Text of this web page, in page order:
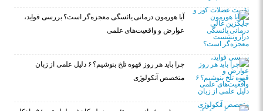
آیا هورمون درمانی یائسگی معجزه‌گر است؟ بررسی فواید،
عوارض و واقعیت‌های علمی
چرا باید هر روز قهوه تلخ بنوشیم؟ ۶ دلیل علمی از زبان
متخصص آنکولوژی